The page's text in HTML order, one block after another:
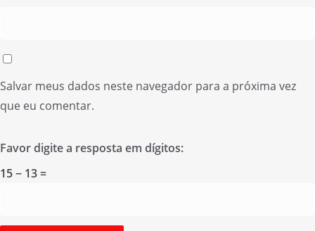
Salvar meus dados neste navegador para a próxima vez
que eu comentar.
Favor digite a resposta em dígitos:
15 − 13 =